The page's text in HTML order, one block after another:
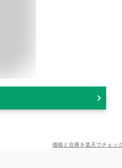
価格と在庫を楽天でチェック